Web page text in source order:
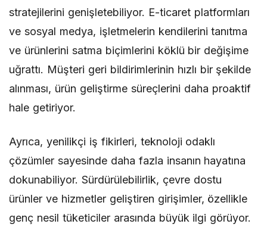
stratejilerini genişletebiliyor. E-ticaret platformları
ve sosyal medya, işletmelerin kendilerini tanıtma
ve ürünlerini satma biçimlerini köklü bir değişime
uğrattı. Müşteri geri bildirimlerinin hızlı bir şekilde
alınması, ürün geliştirme süreçlerini daha proaktif
hale getiriyor.
Ayrıca, yenilikçi iş fikirleri, teknoloji odaklı
çözümler sayesinde daha fazla insanın hayatına
dokunabiliyor. Sürdürülebilirlik, çevre dostu
ürünler ve hizmetler geliştiren girişimler, özellikle
genç nesil tüketiciler arasında büyük ilgi görüyor.